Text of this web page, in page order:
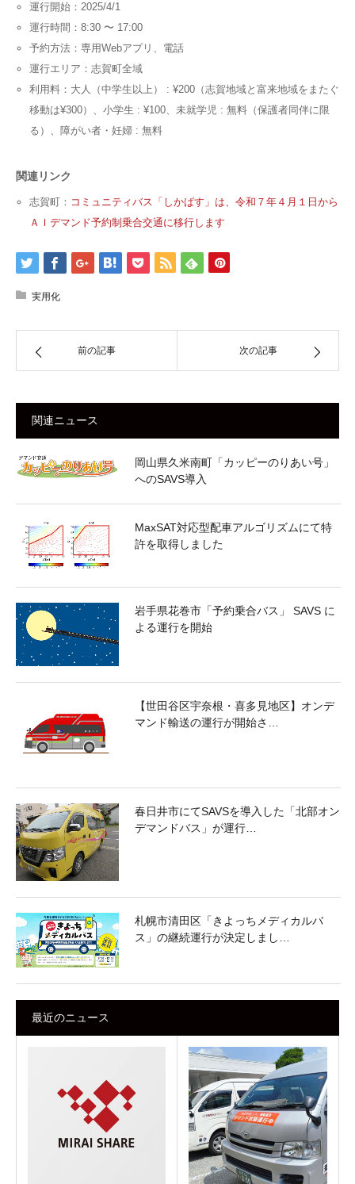
運行開始：2025/4/1
運行時間：8:30 〜 17:00
予約方法：専用Webアプリ、電話
運行エリア：志賀町全域
利用料：大人（中学生以上） : ¥200（志賀地域と富来地域をまたぐ
移動は¥300）、小学生 : ¥100、未就学児 : 無料（保護者同伴に限
る）、障がい者・妊婦 : 無料
関連リンク
志賀町： コミュニティバス「しかばす」は、令和７年４月１日から
ＡＩデマンド予約制乗合交通に移行します
実用化
前の記事 次の記事
関連ニュース
岡山県久米南町「カッピーのりあい号」
へのSAVS導入
MaxSAT対応型配車アルゴリズムにて特
許を取得しました
岩手県花巻市「予約乗合バス」 SAVS に
よる運行を開始
【世田谷区宇奈根・喜多見地区】オンデ
マンド輸送の運行が開始さ…
春日井市にてSAVSを導入した「北部オン
デマンドバス」が運行…
札幌市清田区「きよっちメディカルバ
ス」の継続運行が決定しまし…
最近のニュース